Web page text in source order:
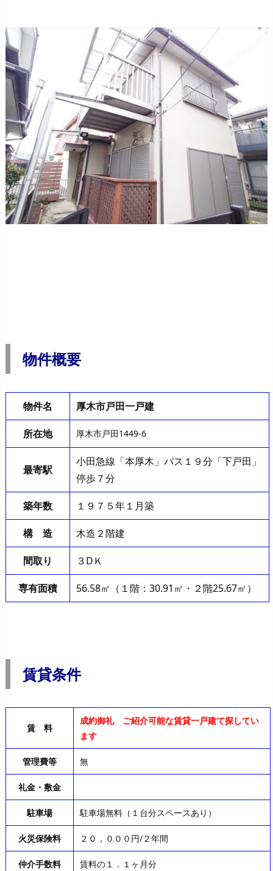
物件概要
物件名 厚木市戸田一戸建
所在地 厚木市戸田1449-6
最寄駅
小田急線「本厚木」バス１９分「下戸田」
停歩７分
築年数 １９７５年１月築
構 造 木造２階建
間取り ３DＫ
専有面積 56.58㎡（１階：30.91㎡・２階25.67㎡）
賃貸条件
賃 料
成約御礼 ご紹介可能な賃貸一戸建て探してい
ます
管理費等 無
礼金・敷金
駐車場 駐車場無料（１台分スペースあり）
火災保険料 ２０，０００円/２年間
仲介手数料 賃料の１．１ヶ月分